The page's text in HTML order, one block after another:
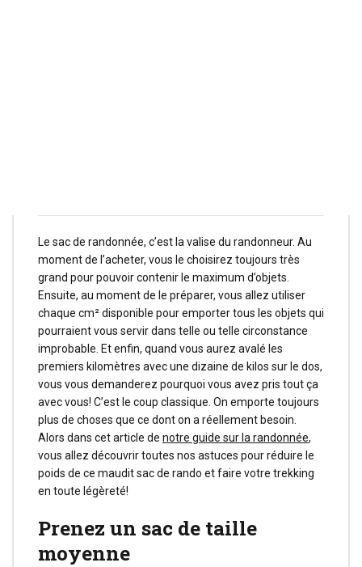
Le sac de randonnée, c’est la valise du randonneur. Au
moment de l’acheter, vous le choisirez toujours très
grand pour pouvoir contenir le maximum d’objets.
Ensuite, au moment de le préparer, vous allez utiliser
chaque cm² disponible pour emporter tous les objets qui
pourraient vous servir dans telle ou telle circonstance
improbable. Et enfin, quand vous aurez avalé les
premiers kilomètres avec une dizaine de kilos sur le dos,
vous vous demanderez pourquoi vous avez pris tout ça
avec vous! C’est le coup classique. On emporte toujours
plus de choses que ce dont on a réellement besoin.
Alors dans cet article de notre guide sur la randonnée,
vous allez découvrir toutes nos astuces pour réduire le
poids de ce maudit sac de rando et faire votre trekking
en toute légèreté!
Prenez un sac de taille
moyenne